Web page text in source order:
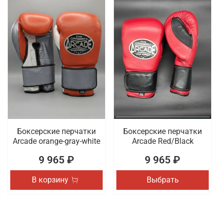
Боксерские перчатки
Arcade orange-gray-white
9 965 ₽
В корзину
Боксерские перчатки
Arcade Red/Black
9 965 ₽
Выбрать